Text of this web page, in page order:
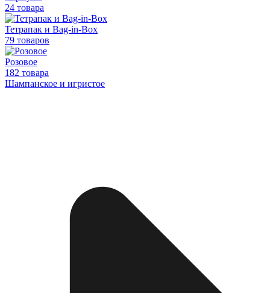
24 товара
Тетрапак и Bag-in-Box
79 товаров
Розовое
182 товара
Шампанское и игристое